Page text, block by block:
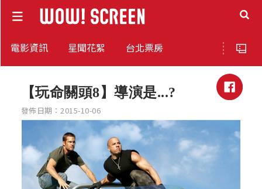
電影資訊 星聞花絮 台北票房
【玩命關頭8】導演是...?
發佈日期：2015-10-06